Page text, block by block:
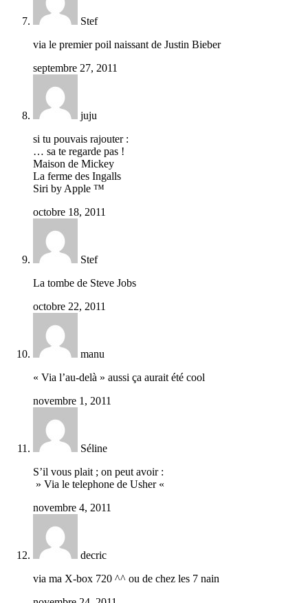
Stef
via le premier poil naissant de Justin Bieber
septembre 27, 2011
juju
si tu pouvais rajouter :
… sa te regarde pas !
Maison de Mickey
La ferme des Ingalls
Siri by Apple ™
octobre 18, 2011
Stef
La tombe de Steve Jobs
octobre 22, 2011
manu
« Via l’au-delà » aussi ça aurait été cool
novembre 1, 2011
Séline
S’il vous plait ; on peut avoir :
» Via le telephone de Usher «
novembre 4, 2011
decric
via ma X-box 720 ^^ ou de chez les 7 nain